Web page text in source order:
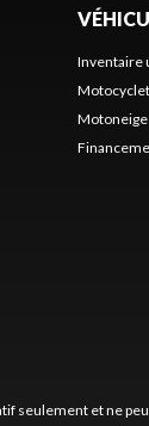
Inventaire
seulement et ne